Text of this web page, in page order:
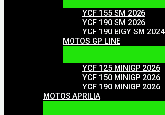
YCF 155 SM 2026
YCF 190 SM 2026
YCF 190 BIGY SM 2024
MOTOS GP LINE
YCF 125 MINIGP 2026
YCF 150 MINIGP 2026
YCF 190 MINIGP 2026
MOTOS APRILIA